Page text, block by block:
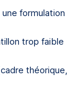
formulation
trop faible
théorique,